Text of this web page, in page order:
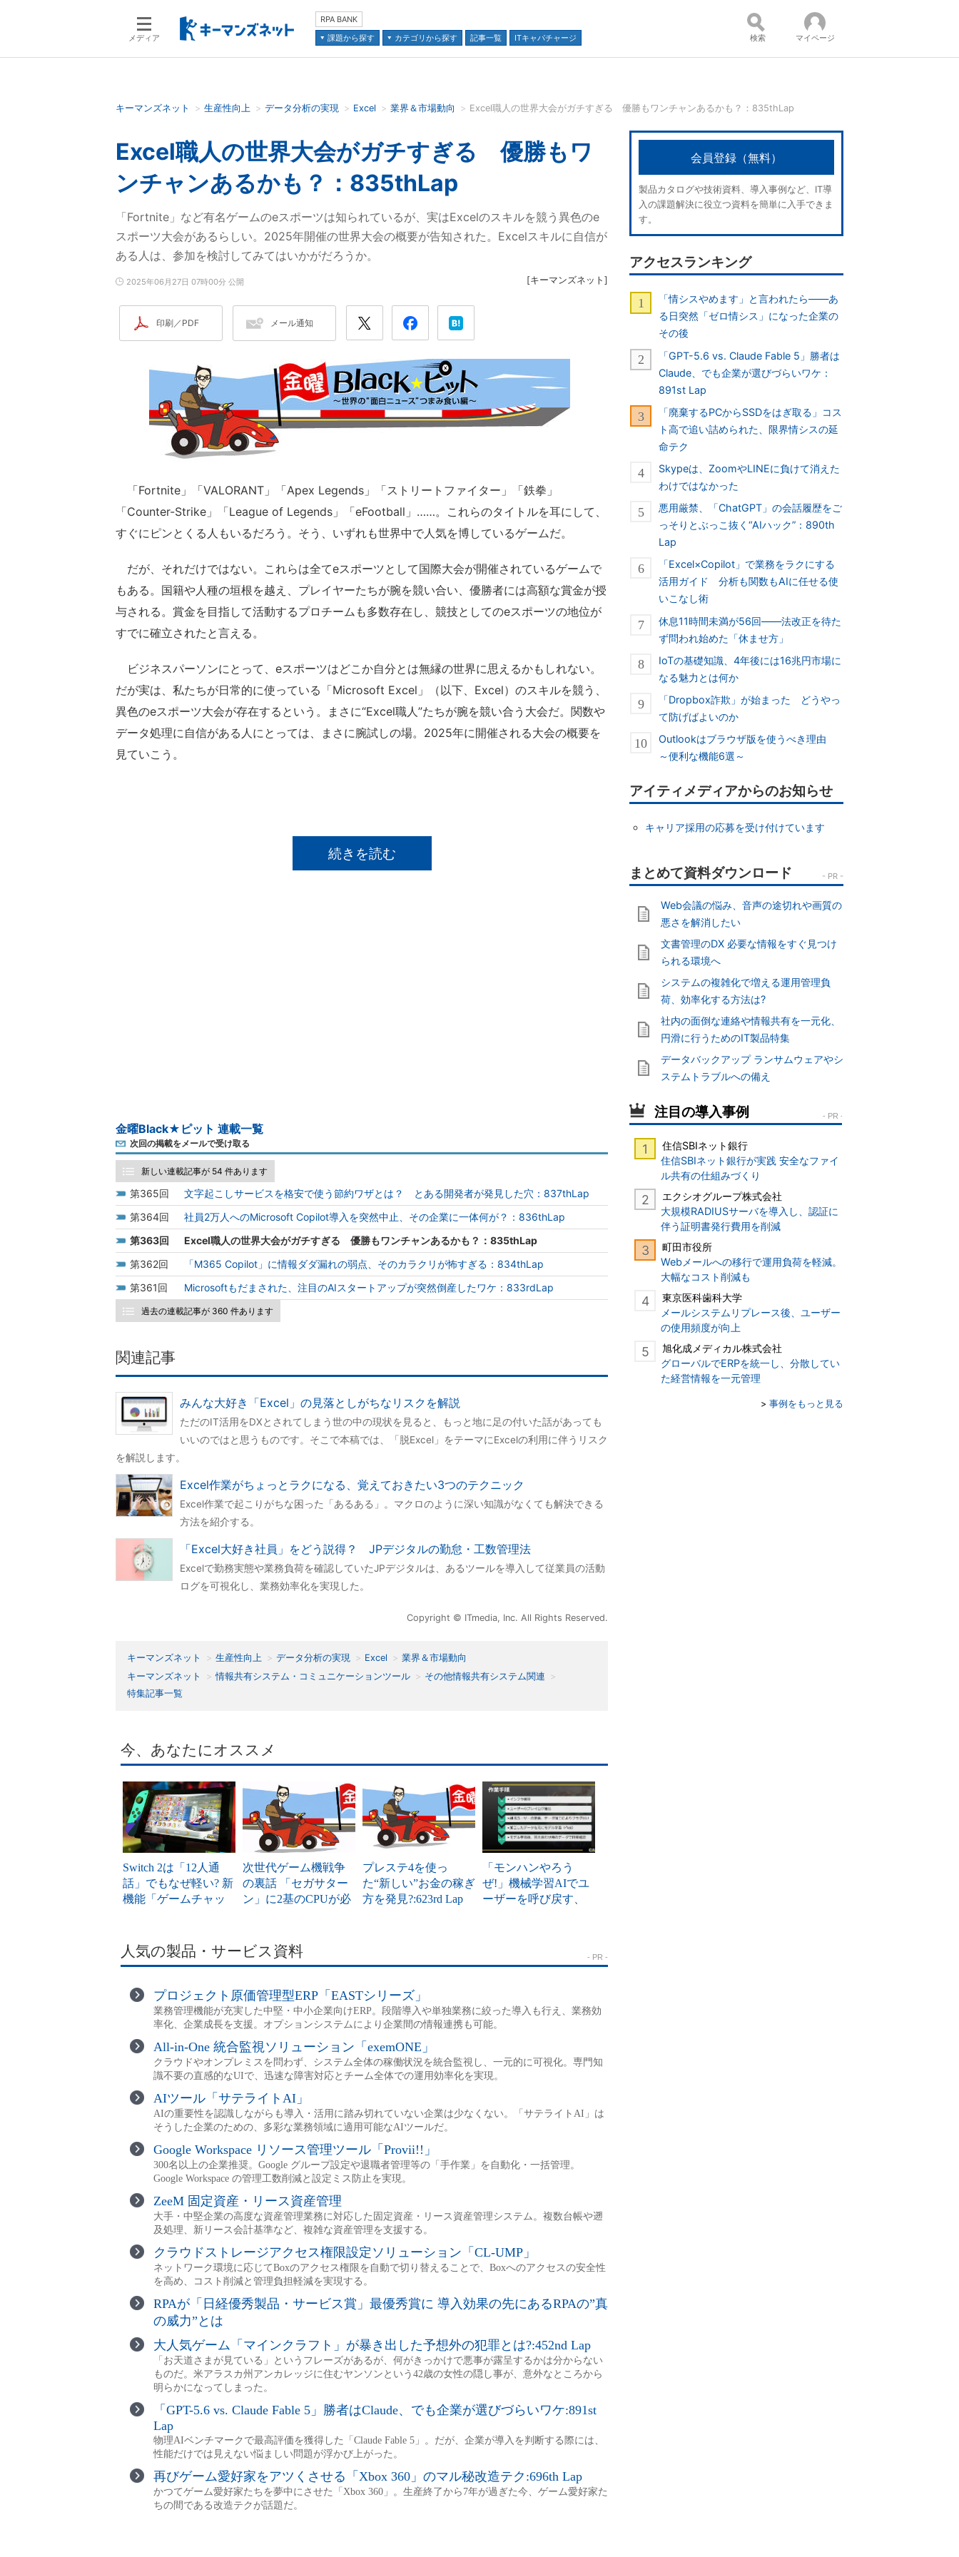
メディア
RPA BANK
課題から探す
カテゴリから探す 記事一覧 ITキャパチャージ
検索語を入力してください コンテンツ：
並び順：
検索 マイページ
キーマンズネット 生産性向上 データ分析の実現 Excel 業界＆市場動向 Excel職人の世界大会がガチすぎる 優勝もワンチャンあるかも？：835thLap
Excel職人の世界大会がガチすぎる 優勝もワ
ンチャンあるかも？：835thLap
「Fortnite」など有名ゲームのeスポーツは知られているが、実はExcelのスキルを競う異色のe
スポーツ大会があるらしい。2025年開催の世界大会の概要が告知された。Excelスキルに自信が
ある人は、参加を検討してみてはいかがだろうか。
2025年06月27日 07時00分 公開 [キーマンズネット ]
印刷／PDF メール通知
「Fortnite」「VALORANT」「Apex Legends」「ストリートファイター」「鉄拳」
「Counter-Strike」「League of Legends」「eFootball」……。これらのタイトルを耳にして、
すぐにピンとくる人もいるだろう。そう、いずれも世界中で人気を博しているゲームだ。
だが、それだけではない。これらは全てeスポーツとして国際大会が開催されているゲームで
もある。国籍や人種の垣根を越え、プレイヤーたちが腕を競い合い、優勝者には高額な賞金が授
与される。賞金を目指して活動するプロチームも多数存在し、競技としてのeスポーツの地位が
すでに確立されたと言える。
ビジネスパーソンにとって、eスポーツはどこか自分とは無縁の世界に思えるかもしれない。
だが実は、私たちが日常的に使っている「Microsoft Excel」（以下、Excel）のスキルを競う、
異色のeスポーツ大会が存在するという。まさに“Excel職人”たちが腕を競い合う大会だ。関数や
データ処理に自信がある人にとっては、まさに腕試しの場。2025年に開催される大会の概要を
見ていこう。
続きを読む
金曜Black★ピット 連載一覧
次回の掲載をメールで受け取る
新しい連載記事が 54 件あります
365
文字起こしサービスを格安で使う節約ワザとは？ とある開発者が発見した穴：837thLap
364
社員2万人へのMicrosoft Copilot導入を突然中止、その企業に一体何が？：836thLap
363
Excel職人の世界大会がガチすぎる 優勝もワンチャンあるかも？：835thLap
362
「M365 Copilot」に情報ダダ漏れの弱点、そのカラクリが怖すぎる：834thLap
361
Microsoftもだまされた、注目のAIスタートアップが突然倒産したワケ：833rdLap
過去の連載記事が 360 件あります
関連記事
みんな大好き「Excel」の見落としがちなリスクを解説
ただのIT活用をDXとされてしまう世の中の現状を見ると、もっと地に足の付いた話があっても
いいのではと思うものです。そこで本稿では、「脱Excel」をテーマにExcelの利用に伴うリスク
を解説します。
Excel作業がちょっとラクになる、覚えておきたい3つのテクニック
Excel作業で起こりがちな困った「あるある」。マクロのように深い知識がなくても解決できる
方法を紹介する。
「Excel大好き社員」をどう説得？ JPデジタルの勤怠・工数管理法
Excelで勤務実態や業務負荷を確認していたJPデジタルは、あるツールを導入して従業員の活動
ログを可視化し、業務効率化を実現した。
Copyright © ITmedia, Inc. All Rights Reserved.
キーマンズネット 生産性向上 データ分析の実現 Excel
業界＆市場動向
キーマンズネット
情報共有システム・コミュニケーションツール
その他情報共有システム関連
特集記事一覧
会員登録（無料）
製品カタログや技術資料、導入事例など、IT導
入の課題解決に役立つ資料を簡単に入手できま
す。
アクセスランキング
「情シスやめます」と言われたら――あ
る日突然「ゼロ情シス」になった企業の
その後
「GPT-5.6 vs. Claude Fable 5」勝者は
Claude、でも企業が選びづらいワケ：
891st Lap
「廃棄するPCからSSDをはぎ取る」コス
ト高で追い詰められた、限界情シスの延
命テク
Skypeは、ZoomやLINEに負けて消えた
わけではなかった
悪用厳禁、「ChatGPT」の会話履歴をご
っそりとぶっこ抜く“AIハック”：890th
Lap
「Excel×Copilot」で業務をラクにする
活用ガイド 分析も関数もAIに任せる使
いこなし術
休息11時間未満が56回――法改正を待た
ず問われ始めた「休ませ方」
IoTの基礎知識、4年後には16兆円市場に
なる魅力とは何か
「Dropbox詐欺」が始まった どうやっ
て防げばよいのか
Outlookはブラウザ版を使うべき理由
～便利な機能6選～
アイティメディアからのお知らせ
キャリア採用の応募を受け付けています
Web会議の悩み、音声の途切れや画質の
悪さを解消したい
文書管理のDX 必要な情報をすぐ見つけ
られる環境へ
システムの複雑化で増える運用管理負
荷、効率化する方法は?
社内の面倒な連絡や情報共有を一元化、
円滑に行うためのIT製品特集
データバックアップ ランサムウェアやシ
ステムトラブルへの備え